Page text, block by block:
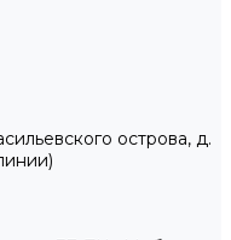
острова, д.